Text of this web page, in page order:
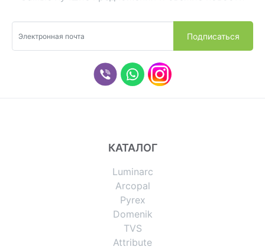
КАТАЛОГ
Luminarc
Arcopal
Pyrex
Domenik
TVS
Attribute